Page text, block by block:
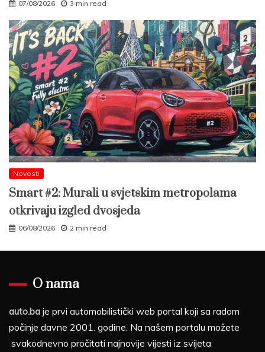
07/08/2026 3 min read
Novosti
Smart #2: Murali u svjetskim metropolama
otkrivaju izgled dvosjeda
06/08/2026 2 min read
O nama
auto.ba je prvi automobilistički web portal koji sa radom
počinje davne 2001. godine. Na našem portalu možete
svakodnevno pročitati najnovije vijesti iz svijeta